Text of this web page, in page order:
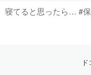
寝てると思ったら… #